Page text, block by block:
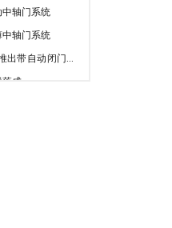
中轴门系统
出带自动闭门的
落成